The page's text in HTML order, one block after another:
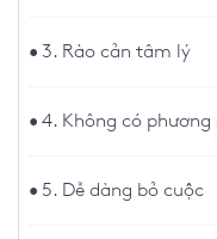
3. Rào cản tâm lý
4. Không có
5. Dễ dàng bỏ cuộc